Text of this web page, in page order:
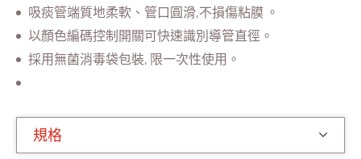
吸痰管端質地柔軟、管口圓滑,不損傷粘膜 。
以顏色編碼控制開關可快速識別導管直徑。
採用無菌消毒袋包裝, 限一次性使用。
規格
消化内科
雜項
人才招募
投資人專區
企業永續